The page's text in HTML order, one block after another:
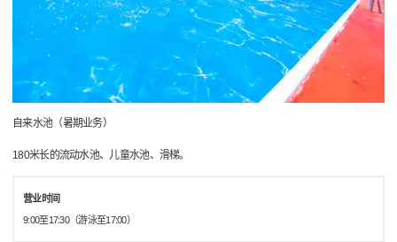
自来水池（暑期业务）
180米长的流动水池、儿童水池、滑梯。
营业时间
9:00至17:30（游泳至17:00）